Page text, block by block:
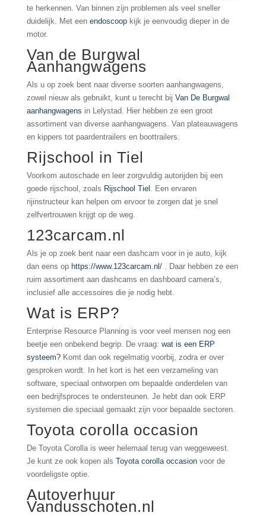
te herkennen. Van binnen zijn problemen als veel sneller
duidelijk. Met een endoscoopkijk je eenvoudig dieper in de
motor.
Van de Burgwal
Aanhangwagens
Als u op zoek bent naar diverse soorten aanhangwagens,
zowel nieuw als gebruikt, kunt u terecht bij Van De Burgwal
aanhangwagens in Lelystad. Hier hebben ze een groot
assortiment van diverse aanhangwagens. Van plateauwagens
en kippers tot paardentrailers en boottrailers.
Rijschool in Tiel
Voorkom autoschade en leer zorgvuldig autorijden bij een
goede rijschool, zoals Rijschool Tiel . Een ervaren
rijinstructeur kan helpen om ervoor te zorgen dat je snel
zelfvertrouwen krijgt op de weg.
123carcam.nl
Als je op zoek bent naar een dashcam voor in je auto, kijk
dan eens op https://www.123carcam.nl/. Daar hebben ze een
ruim assortiment aan dashcams en dashboard camera’s,
inclusief alle accessoires die je nodig hebt.
Wat is ERP?
Enterprise Resource Planning is voor veel mensen nog een
beetje een onbekend begrip. De vraag: wat is een ERP
systeem?Komt dan ook regelmatig voorbij, zodra er over
gesproken wordt. In het kort is het een verzameling van
software, speciaal ontworpen om bepaalde onderdelen van
een bedrijfsproces te ondersteunen. Je hebt dan ook ERP
systemen die speciaal gemaakt zijn voor bepaalde sectoren.
Toyota corolla occasion
De Toyota Corolla is weer helemaal terug van weggeweest.
Je kunt ze ook kopen als Toyota corolla occasionvoor de
voordeligste optie.
Autoverhuur
Vandusschoten.nl